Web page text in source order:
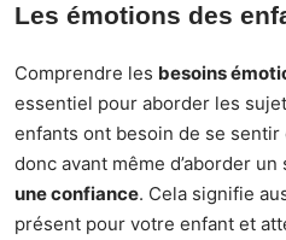
Les émotions des
Comprendre les besoins
essentiel pour aborder les
enfants ont besoin de se
donc avant même d’aborder
une confiance. Cela signifie
présent pour votre enfant et